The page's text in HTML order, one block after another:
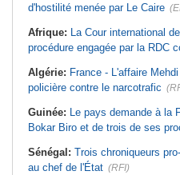
d'hostilité menée par Le Caire
Afrique: La Cour international
procédure engagée par la RDC
Algérie: France - L'affaire
policière contre le narcotrafic
Guinée: Le pays demande à la
Bokar Biro et de trois de ses
Sénégal: Trois chroniqueurs
au chef de l'État (RFI)